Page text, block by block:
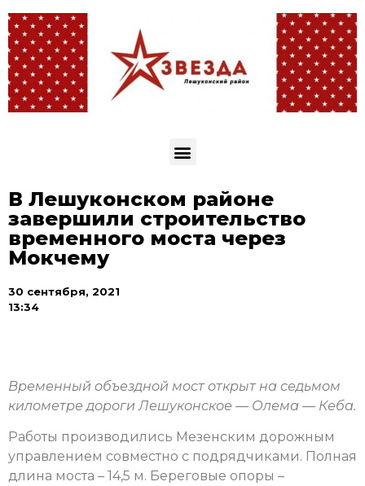
В Лешуконском районе
завершили строительство
временного моста через
Мокчему
30 сентября, 2021
13:34
Временный объездной мост открыт на седьмом
километре дороги Лешуконское — Олема — Кеба.
Работы производились Мезенским дорожным
управлением совместно с подрядчиками. Полная
длина моста – 14,5 м. Береговые опоры –